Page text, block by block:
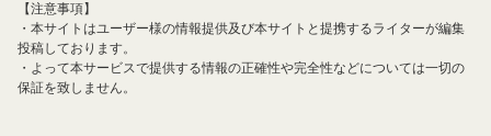
【注意事項】
・本サイトはユーザー様の情報提供及び本サイトと提携するライターが編集
投稿しております。
・よって本サービスで提供する情報の正確性や完全性などについては一切の
保証を致しません。